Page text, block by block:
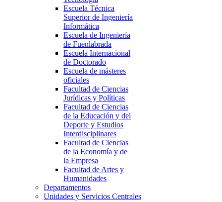
Escuela Técnica
Superior de Ingeniería
Informática
Escuela de Ingeniería
de Fuenlabrada
Escuela Internacional
de Doctorado
Escuela de másteres
oficiales
Facultad de Ciencias
Jurídicas y Políticas
Facultad de Ciencias
de la Educación y del
Deporte y Estudios
Interdisciplinares
Facultad de Ciencias
de la Economía y de
la Empresa
Facultad de Artes y
Humanidades
Departamentos
Unidades y Servicios Centrales